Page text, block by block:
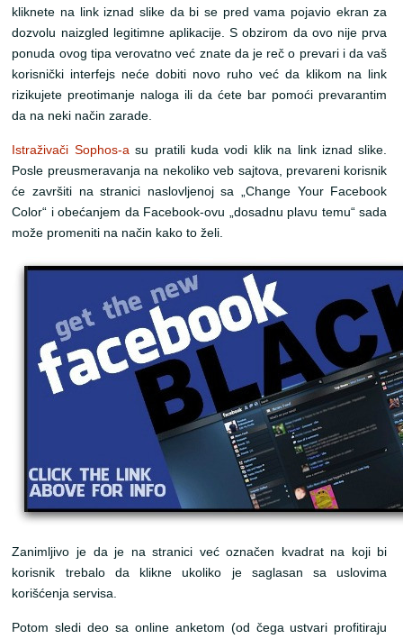
kliknete na link iznad slike da bi se pred vama pojavio ekran za
dozvolu naizgled legitimne aplikacije. S obzirom da ovo nije prva
ponuda ovog tipa verovatno već znate da je reč o prevari i da vaš
korisnički interfejs neće dobiti novo ruho već da klikom na link
rizikujete preotimanje naloga ili da ćete bar pomoći prevarantim
da na neki način zarade.
Istraživači Sophos-asu pratili kuda vodi klik na link iznad slike.
Posle preusmeravanja na nekoliko veb sajtova, prevareni korisnik
će završiti na stranici naslovljenoj sa „Change Your Facebook
Color“ i obećanjem da Facebook-ovu „dosadnu plavu temu“ sada
može promeniti na način kako to želi.
Zanimljivo je da je na stranici već označen kvadrat na koji bi
korisnik trebalo da klikne ukoliko je saglasan sa uslovima
korišćenja servisa.
Potom sledi deo sa online anketom (od čega ustvari profitiraju